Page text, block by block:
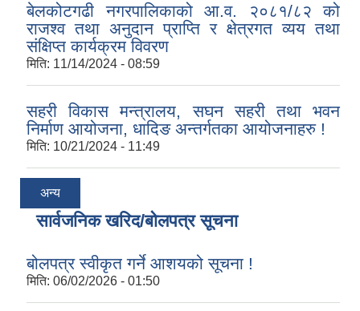
बेलकोटगढी नगरपालिकाको आ.व. २०८१/८२ को
राजश्व तथा अनुदान प्राप्ति र क्षेत्रगत व्यय तथा
संक्षिप्त कार्यक्रम विवरण
मिति: 11/14/2024 - 08:59
सहरी विकास मन्त्रालय, सघन सहरी तथा भवन
निर्माण आयोजना, धादिङ अन्तर्गतका आयोजनाहरु !
मिति: 10/21/2024 - 11:49
अन्य
सार्वजनिक खरिद/बोलपत्र सूचना
बोलपत्र स्वीकृत गर्ने आशयको सूचना !
मिति: 06/02/2026 - 01:50